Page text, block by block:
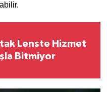
Lenste Hizmet
Bitmiyor